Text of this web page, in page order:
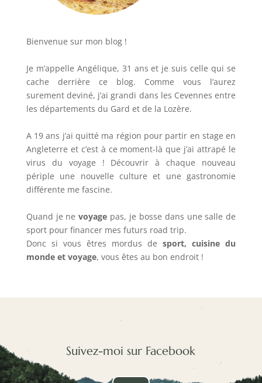
Bienvenue sur mon blog !
Je m’appelle Angélique, 31 ans et je suis celle qui se
cache derrière ce blog. Comme vous l’aurez
surement deviné, j’ai grandi dans les Cevennes entre
les départements du Gard et de la Lozère.
A 19 ans j’ai quitté ma région pour partir en stage en
Angleterre et c’est à ce moment-là que j’ai attrapé le
virus du voyage ! Découvrir à chaque nouveau
périple une nouvelle culture et une gastronomie
différente me fascine.
Quand je nevoyage pas, je bosse dans une salle de
sport pour financer mes futurs road trip.
Donc si vous êtres mordus desport, cuisine du
monde et voyage, vous êtes au bon endroit !
Suivez-moi sur Facebook